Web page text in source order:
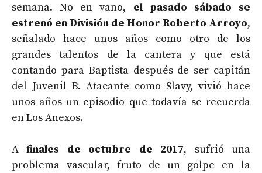
semana. No en vano, el pasado sábado se
estrenó en División de Honor Roberto Arroyo,
señalado hace unos años como otro de los
grandes talentos de la cantera y que está
contando para Baptista después de ser capitán
del Juvenil B. Atacante como Slavy, vivió hace
unos años un episodio que todavía se recuerda
en Los Anexos.
Afinales de octubre de 2017, sufrió una
problema vascular, fruto de un golpe en la